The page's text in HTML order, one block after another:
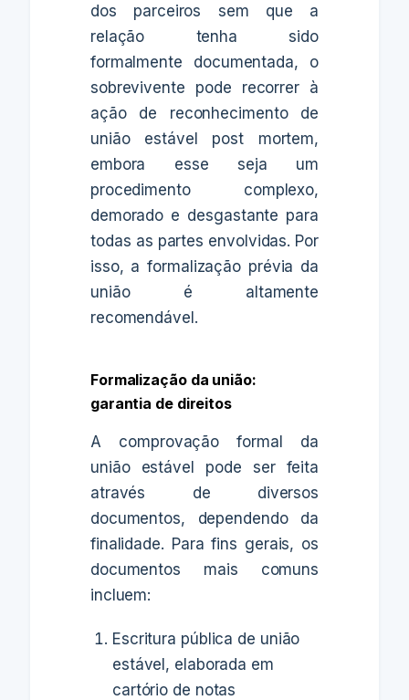
dos parceiros sem que a
relação tenha sido
formalmente documentada, o
sobrevivente pode recorrer à
ação de reconhecimento de
união estável post mortem,
embora esse seja um
procedimento complexo,
demorado e desgastante para
todas as partes envolvidas. Por
isso, a formalização prévia da
união é altamente
recomendável.
Formalização da união:
garantia de direitos
A comprovação formal da
união estável pode ser feita
através de diversos
documentos, dependendo da
finalidade. Para fins gerais, os
documentos mais comuns
incluem:
Escritura pública de união
estável, elaborada em
cartório de notas